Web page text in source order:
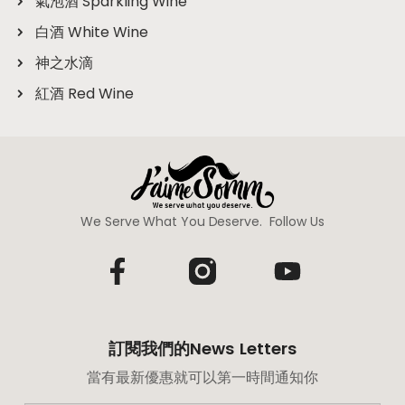
白酒 White Wine
神之水滴
紅酒 Red Wine
We Serve What You Deserve. Follow Us
訂閱我們的News Letters
當有最新優惠就可以第一時間通知你